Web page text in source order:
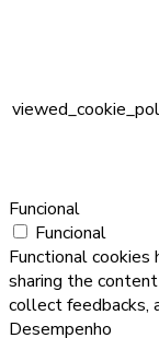
Funcional
Funcional
Functional
sharing the
collect feedbacks,
Desempenho